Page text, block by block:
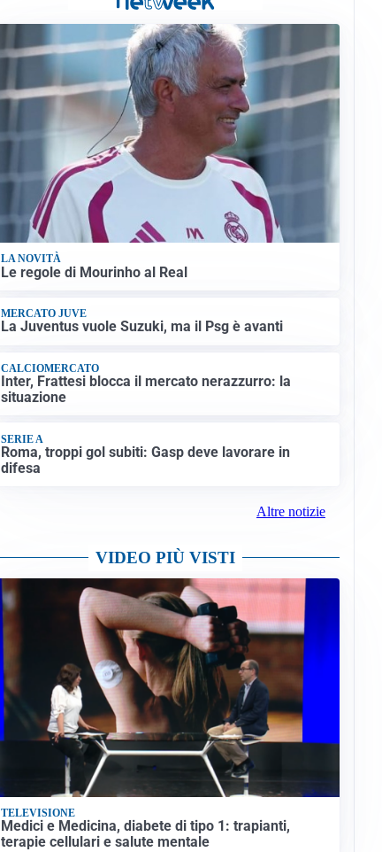
LA NOVITÀ
Le regole di Mourinho al Real
MERCATO JUVE
La Juventus vuole Suzuki, ma il Psg è avanti
CALCIOMERCATO
Inter, Frattesi blocca il mercato nerazzurro: la
situazione
SERIE A
Roma, troppi gol subiti: Gasp deve lavorare in
difesa
Altre notizie
VIDEO PIÙ VISTI
TELEVISIONE
Medici e Medicina, diabete di tipo 1: trapianti,
terapie cellulari e salute mentale